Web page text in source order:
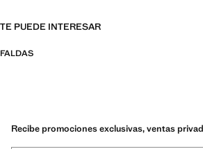
TE PUEDE INTERESAR
FALDAS
Recibe promociones exclusivas, ventas